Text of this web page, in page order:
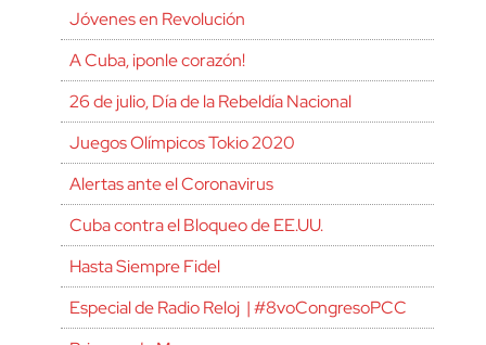
Jóvenes en Revolución
A Cuba, ¡ponle corazón!
26 de julio, Día de la Rebeldía Nacional
Juegos Olímpicos Tokio 2020
Alertas ante el Coronavirus
Cuba contra el Bloqueo de EE.UU.
Hasta Siempre Fidel
Especial de Radio Reloj | #8voCongresoPCC